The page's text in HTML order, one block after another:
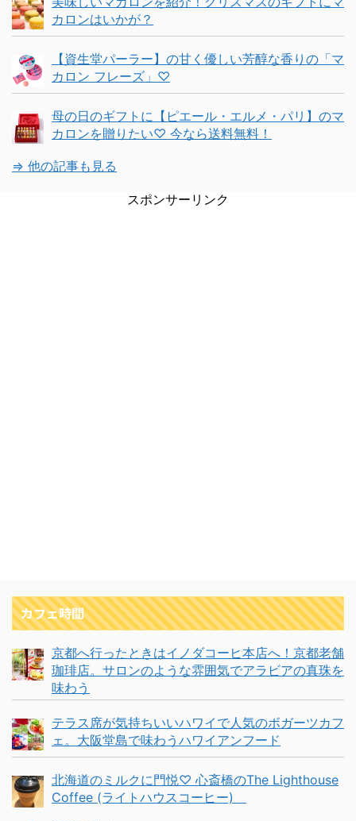
カロンはいかが？
【資生堂パーラー】の甘く優しい芳醇な香りの「マ
カロン フレーズ」♡
母の日のギフトに【ピエール・エルメ・パリ】のマ
カロンを贈りたい♡ 今なら送料無料！
⇒ 他の記事も見る
スポンサーリンク
カフェ時間
京都へ行ったときはイノダコーヒ本店へ！京都老舗
珈琲店。サロンのような雰囲気でアラビアの真珠を
味わう
テラス席が気持ちいいハワイで人気のボガーツカフ
ェ。大阪堂島で味わうハワイアンフード
北海道のミルクに門悦♡ 心斎橋のThe Lighthouse
Coffee (ライトハウスコーヒー)